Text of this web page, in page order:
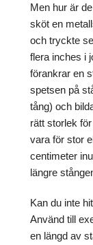
Men hur är
sköt en
och tryckte
flera inches i
förankrar en
spetsen på
tång) och
rätt storlek
vara för stor
centimeter
längre
Kan du inte
Använd till
en längd av